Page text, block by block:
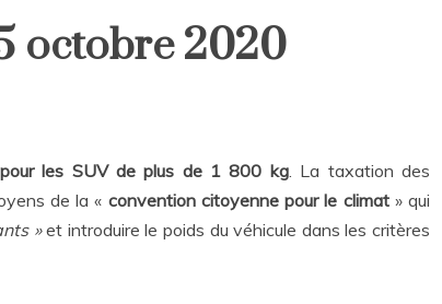
octobre 2020
les SUV de plus de 1 800 kg. La taxation des
de la « convention citoyenne pour le climat» qui
»et introduire le poids du véhicule dans les critères